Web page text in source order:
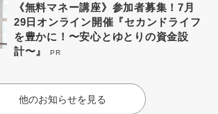
《無料マネー講座》参加者募集！7月
29日オンライン開催『セカンドライフ
を豊かに！〜安心とゆとりの資金設
計〜』
PR
他のお知らせを見る